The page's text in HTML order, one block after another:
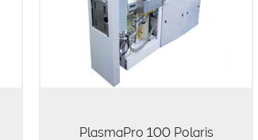
化。 PlasmaPro 100 Polaris单晶圆刻
蚀系统为得到更为精湛的刻蚀效果提
供了智能解决方案，使您在行业中能
保持竞争优势。
PlasmaPro 100 Polaris